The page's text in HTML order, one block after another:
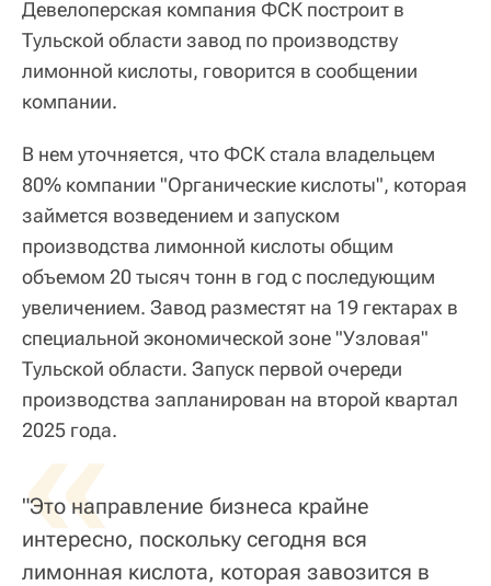
Девелоперская компания ФСК построит в
Тульской области завод по производству
лимонной кислоты, говорится в сообщении
компании.
В нем уточняется, что ФСК стала владельцем
80% компании "Органические кислоты", которая
займется возведением и запуском
производства лимонной кислоты общим
объемом 20 тысяч тонн в год с последующим
увеличением. Завод разместят на 19 гектарах в
специальной экономической зоне "Узловая"
Тульской области. Запуск первой очереди
производства запланирован на второй квартал
2025 года.
«
"Это направление бизнеса крайне
интересно, поскольку сегодня вся
лимонная кислота, которая завозится в